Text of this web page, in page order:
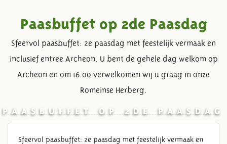
PAASBUFFET OP 2DE PAASDAG
Paasbuffet op 2de Paasdag
Sfeervol paasbuffet: 2e paasdag met feestelijk vermaak en
inclusief entree Archeon. U bent de gehele dag welkom op
Archeon en om 16.00 verwelkomen wij u graag in onze
Romeinse Herberg.
Sfeervol paasbuffet: 2e paasdag met feestelijk vermaak en